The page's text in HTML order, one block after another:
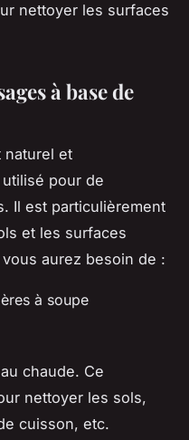
nettoyer les surfaces
à base de
naturel et
pour de
Il est particulièrement
et les surfaces
aurez besoin de :
à soupe
chaude. Ce
nettoyer les sols,
cuisson, etc.